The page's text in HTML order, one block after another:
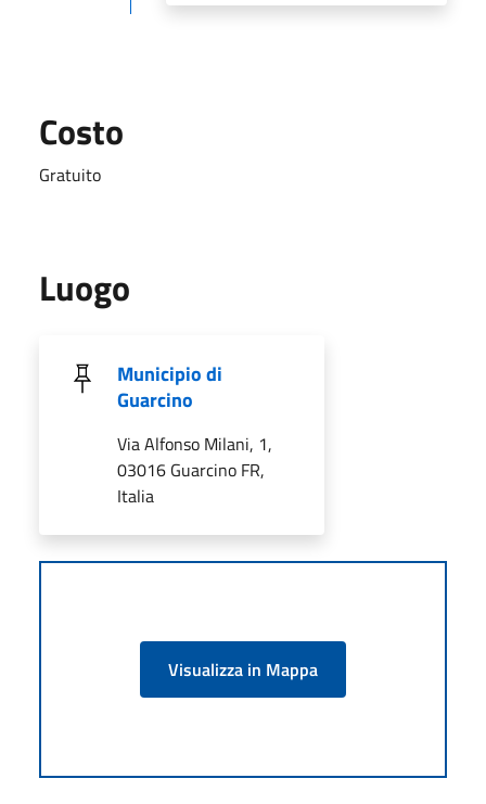
Costo
Gratuito
Luogo
Municipio di
Guarcino
Via Alfonso Milani, 1,
03016 Guarcino FR,
Italia
Visualizza in Mappa